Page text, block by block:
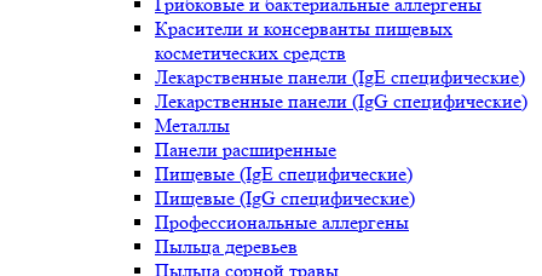
Красители и консерванты пищевых
косметических средств
Лекарственные панели (IgE специфические)
Лекарственные панели (IgG специфические)
Металлы
Панели расширенные
Пищевые (IgE специфические)
Пищевые (IgG специфические)
Профессиональные аллергены
Пыльца деревьев
Пыльца сорной травы